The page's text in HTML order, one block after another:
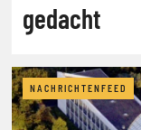
gedacht
NACHRICHTENFEED